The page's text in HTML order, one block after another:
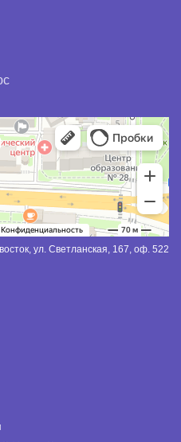
ул. Светланская, 167, оф. 522